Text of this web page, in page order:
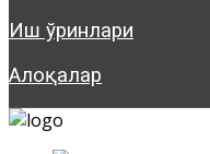
Иш ўринлари
Алоқалар